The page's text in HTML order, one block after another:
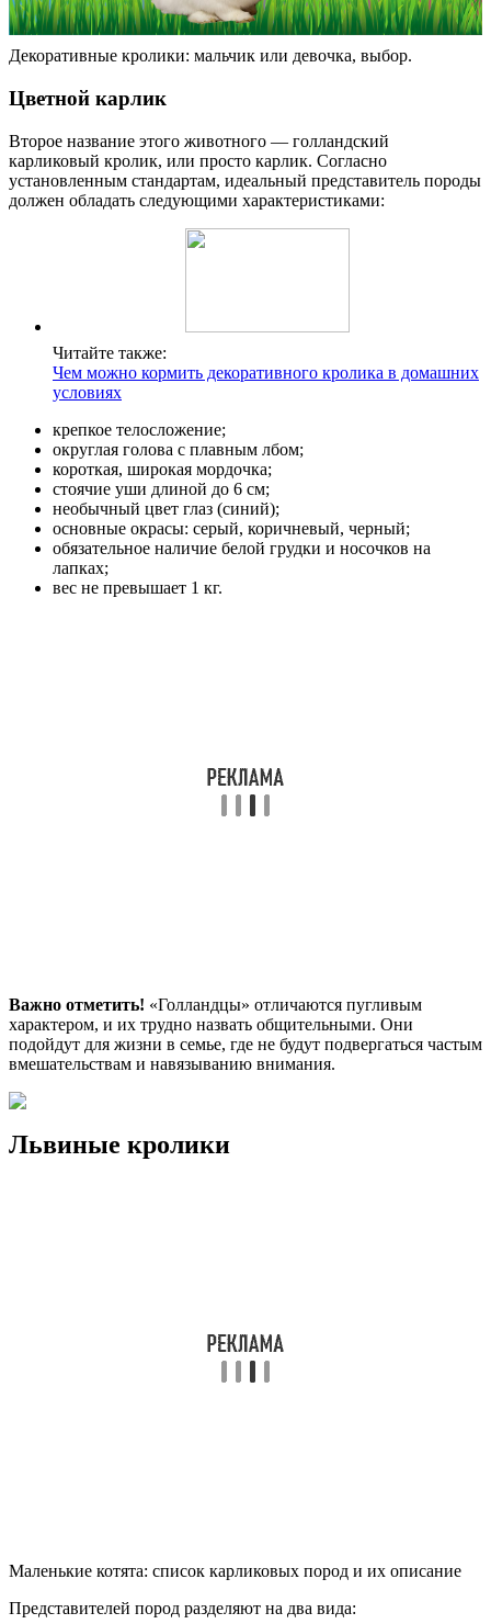
Декоративные кролики: мальчик или девочка, выбор.
Цветной карлик
Второе название этого животного — голландский
карликовый кролик, или просто карлик. Согласно
установленным стандартам, идеальный представитель породы
должен обладать следующими характеристиками:
Читайте также:
Чем можно кормить декоративного кролика в домашних
условиях
крепкое телосложение;
округлая голова с плавным лбом;
короткая, широкая мордочка;
стоячие уши длиной до 6 см;
необычный цвет глаз (синий);
основные окрасы: серый, коричневый, черный;
обязательное наличие белой грудки и носочков на
лапках;
вес не превышает 1 кг.
Важно отметить! «Голландцы» отличаются пугливым
характером, и их трудно назвать общительными. Они
подойдут для жизни в семье, где не будут подвергаться частым
вмешательствам и навязыванию внимания.
Львиные кролики
Маленькие котята: список карликовых пород и их описание
Представителей пород разделяют на два вида: